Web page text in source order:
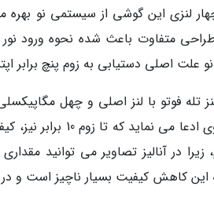
لنزی این گوشی از سیستمی نو بهره
متفاوت باعث شده نحوه ورود نور
علت اصلی دستیابی به زوم پنچ برابر
کاربران قرار خواهد
این کاهش کیفیت بسیار ناچیز است و